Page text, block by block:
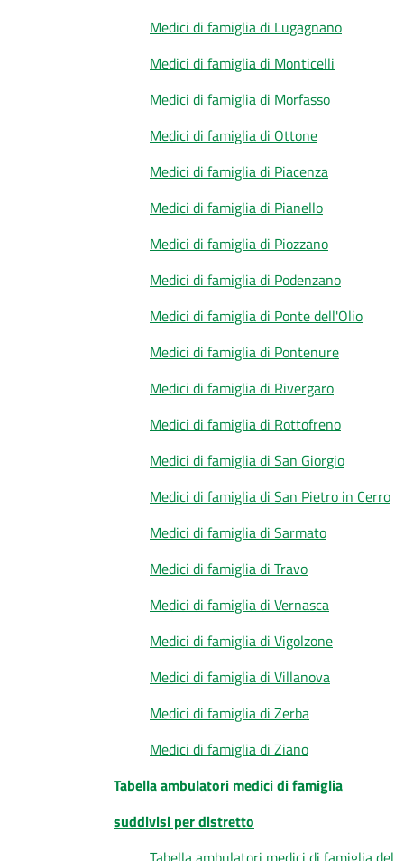
Medici di famiglia di Lugagnano
Medici di famiglia di Monticelli
Medici di famiglia di Morfasso
Medici di famiglia di Ottone
Medici di famiglia di Piacenza
Medici di famiglia di Pianello
Medici di famiglia di Piozzano
Medici di famiglia di Podenzano
Medici di famiglia di Ponte dell'Olio
Medici di famiglia di Pontenure
Medici di famiglia di Rivergaro
Medici di famiglia di Rottofreno
Medici di famiglia di San Giorgio
Medici di famiglia di San Pietro in Cerro
Medici di famiglia di Sarmato
Medici di famiglia di Travo
Medici di famiglia di Vernasca
Medici di famiglia di Vigolzone
Medici di famiglia di Villanova
Medici di famiglia di Zerba
Medici di famiglia di Ziano
Tabella ambulatori medici di famiglia
suddivisi per distretto